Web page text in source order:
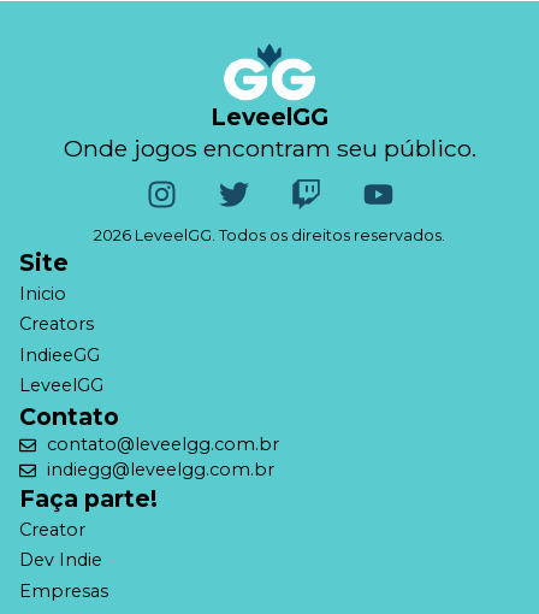
LeveelGG
Onde jogos encontram seu público.
2026 LeveelGG. Todos os direitos reservados.
Site
Inicio
Creators
IndieeGG
LeveelGG
Contato
contato@leveelgg.com.br
indiegg@leveelgg.com.br
Faça parte!
Creator
Dev Indie
Empresas